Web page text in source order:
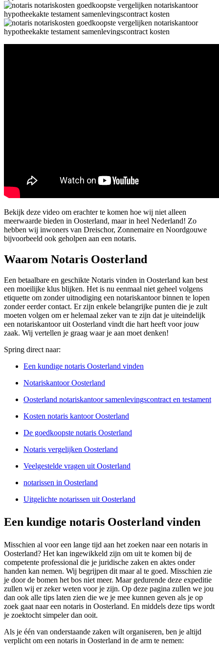
Bekijk deze video om erachter te komen hoe wij niet alleen
meerwaarde bieden in Oosterland, maar in heel Nederland! Zo
hebben wij inwoners van Dreischor, Zonnemaire en Noordgouwe
bijvoorbeeld ook geholpen aan een notaris.
Waarom Notaris Oosterland
Een betaalbare en geschikte Notaris vinden in Oosterland kan best
een moeilijke klus blijken. Het is nu eenmaal niet geheel volgens
etiquette om zonder uitnodiging een notariskantoor binnen te lopen
zonder eerder contact. Er zijn enkele belangrijke punten die je zult
moeten volgen om er helemaal zeker van te zijn dat je uiteindelijk
een notariskantoor uit Oosterland vindt die hart heeft voor jouw
zaak. Wij vertellen je graag waar je aan moet denken!
Spring direct naar:
Een kundige notaris Oosterland vinden
Notariskantoor Oosterland
Oosterland notariskantoor samenlevingscontract en testament
Kosten notaris kantoor Oosterland
De goedkoopste notaris Oosterland
Notaris vergelijken Oosterland
Veelgestelde vragen uit Oosterland
notarissen in Oosterland
Uitgelichte notarissen uit Oosterland
Een kundige notaris Oosterland vinden
Misschien al voor een lange tijd aan het zoeken naar een notaris in
Oosterland? Het kan ingewikkeld zijn om uit te komen bij de
competente professional die je juridische zaken en aktes onder
handen kan nemen. Wij begrijpen dit maar al te goed. Misschien zie
je door de bomen het bos niet meer. Maar gedurende deze expeditie
zullen wij er zeker weten voor je zijn. Op deze pagina zullen we jou
dan ook alle tips laten zien die we je mee kunnen geven als je op
zoek gaat naar een notaris in Oosterland. En middels deze tips wordt
je zoektocht simpeler dan ooit.
Als je één van onderstaande zaken wilt organiseren, ben je altijd
verplicht om een notaris in Oosterland in de arm te nemen: